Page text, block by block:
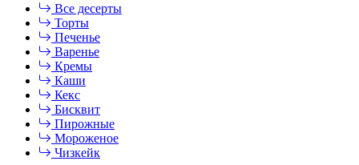
Все десерты
Торты
Печенье
Варенье
Кремы
Каши
Кекс
Бисквит
Пирожные
Мороженое
Чизкейк